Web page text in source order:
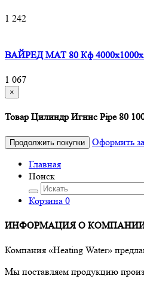
1 242
ВАЙРЕД МАТ 80 Кф
1 067
×
Товар Цилиндр Игнис Pipe 80
Продолжить покупки
Оформить
Главная
Поиск
Корзина 0
ИНФОРМАЦИЯ О
Компания «Heating Water»
Мы поставляем продукцию